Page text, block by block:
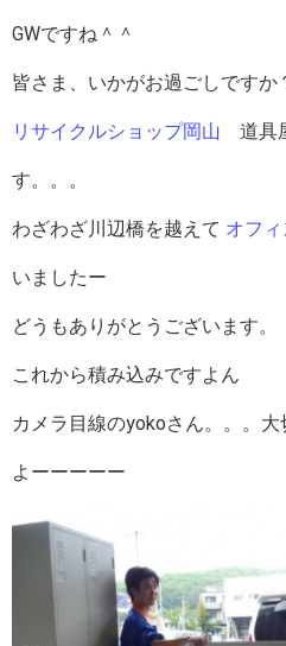
GWですね＾＾
皆さま、いかがお過ごしですか
リサイクルショップ岡山 道具
す。。。
わざわざ川辺橋を越えて オフ
いましたー
どうもありがとうございます。
これから積み込みですよん
カメラ目線のyokoさん。。。
よーーーーー